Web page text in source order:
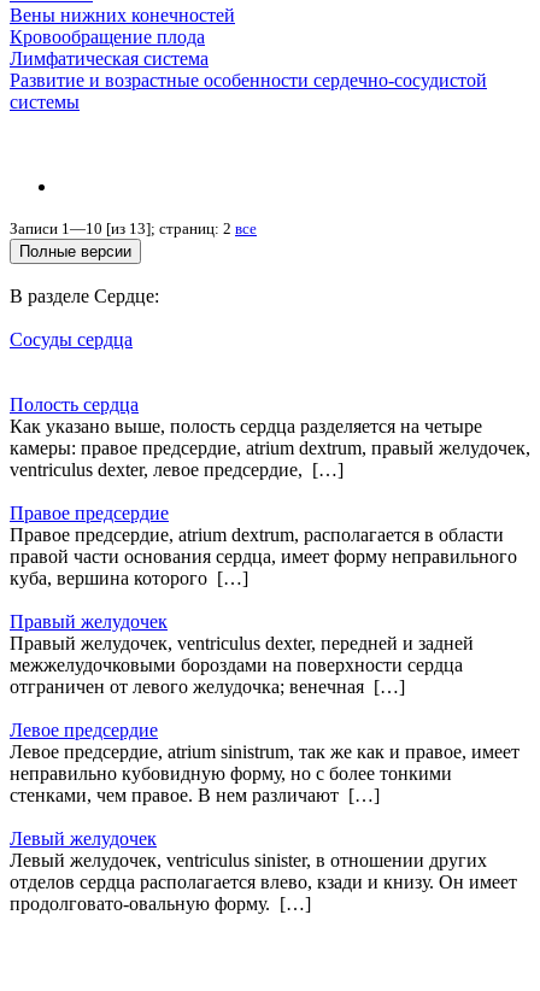
Вены нижних конечностей
Кровообращение плода
Лимфатическая система
Развитие и возрастные особенности сердечно-сосудистой
системы
Записи 1—10 [из 13]; страниц: 2 все
В разделе Сердце:
Сосуды сердца
Полость сердца
Как указано выше, полость сердца разделяется на четыре
камеры: правое предсердие, atrium dextrum, правый желудочек,
ventriculus dexter, левое предсердие, […]
Правое предсердие
Правое предсердие, atrium dextrum, располагается в области
правой части основания сердца, имеет форму неправильного
куба, вершина которого […]
Правый желудочек
Правый желудочек, ventriculus dexter, передней и задней
межжелудочковыми бороздами на поверхности сердца
отграничен от левого желудочка; венечная […]
Левое предсердие
Левое предсердие, atrium sinistrum, так же как и правое, имеет
неправильно кубовидную форму, но с более тонкими
стенками, чем правое. В нем различают […]
Левый желудочек
Левый желудочек, ventriculus sinister, в отношении других
отделов сердца располагается влево, кзади и книзу. Он имеет
продолговато-овальную форму. […]